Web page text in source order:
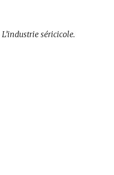
L’industrie séricicole.